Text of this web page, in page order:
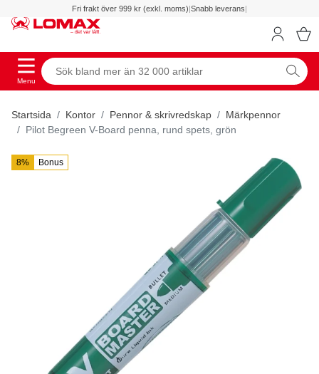
Fri frakt över 999 kr (exkl. moms)|Snabb leverans|
Menu
Startsida Kontor Pennor & skrivredskap
Märkpennor
Pilot Begreen V-Board penna, rund spets, grön
8% Bonus